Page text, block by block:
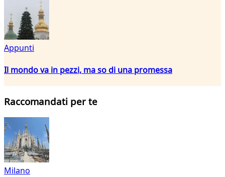
Appunti
Il mondo va in pezzi, ma so di una promessa
Raccomandati per te
Milano